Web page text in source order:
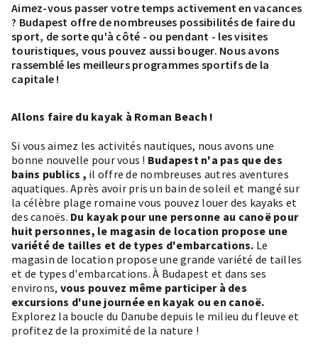
Aimez-vous passer votre temps activementen vacances
? Budapest offre de nombreuses possibilités de faire du
sport, de sorte qu'à côté - ou pendant - les visites
touristiques, vous pouvez aussi bouger. Nous avons
rassemblé les meilleurs programmes sportifs de la
capitale !
Allons faire du kayak à Roman Beach !
Si vous aimez les activités nautiques, nous avons une
bonne nouvelle pour vous ! Budapest n'a pas que des
bains publics , il offre de nombreuses autres aventures
aquatiques. Après avoir pris un bain de soleil et mangé sur
la célèbre plage romaine vous pouvez louer des kayaks et
des canoës. Du kayak pour une personne au canoë pour
huit personnes, le magasin de location propose une
variété de tailles et de types d'embarcations. Le
magasin de location propose une grande variété de tailles
et de types d'embarcations. À Budapest et dans ses
environs, vous pouvez même participer à des
excursions d'une journée en kayak ou en canoë.
Explorez la boucle du Danube depuis le milieu du fleuve et
profitez de la proximité de la nature !